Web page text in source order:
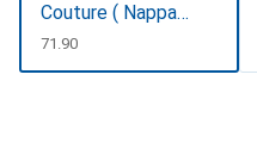
Couture ( Nappa -
Pantone
#15458a)
CHF
71.90